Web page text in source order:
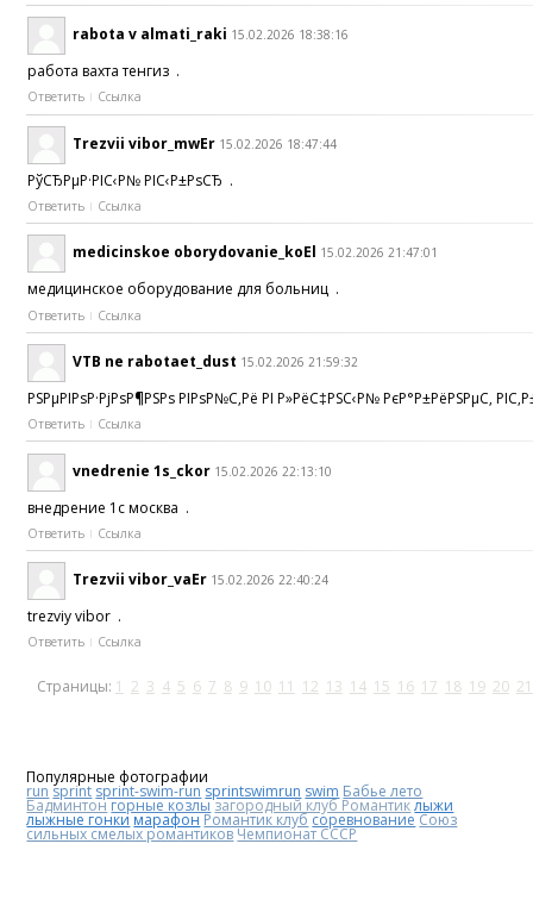
rabota v almati_raki 15.02.2026 18:38:16
работа вахта тенгиз .
Ответить Ссылка
Trezvii vibor_mwEr 15.02.2026 18:47:44
РўСЂРµР·РІС‹Р№ РІС‹Р±РѕСЂ .
Ответить Ссылка
medicinskoe oborydovanie_koEl 15.02.2026 21:47:01
медицинское оборудование для больниц .
Ответить Ссылка
VTB ne rabotaet_dust 15.02.2026 21:59:32
РЅРµРІРѕР·РјРѕР¶РЅРѕ РІРѕР№С‚Рё РІ Р»РёС‡РЅС‹Р№ РєР°Р±РёРЅРµС‚
Ответить Ссылка
vnedrenie 1s_ckor 15.02.2026 22:13:10
внедрение 1с москва .
Ответить Ссылка
Trezvii vibor_vaEr 15.02.2026 22:40:24
trezviy vibor .
Ответить Ссылка
Страницы: 1 2 3 4 5 6 7 8 9 10 11 12 13 14 15 16 17 18 19 20 21
Популярные фотографии
run sprint sprint-swim-run sprintswimrun swim Бабье лето
Бадминтонгорные козлы загородный клуб Романтиклыжи
лыжные гонки марафонРомантик клубсоревнованиеСоюз
сильных смелых романтиковЧемпионат СССР